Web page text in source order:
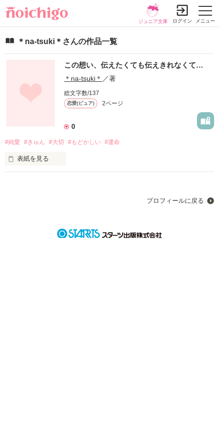
メニュー
ジュニア文庫 ログイン
＊na-tsuki＊さんの作品一覧
この想い、伝えたくても伝えきれなくて…
＊na-tsuki＊ ／著
総文字数/137
恋愛(ピュア) 2ページ
0
#純愛 #きゅん #大切 #もどかしい #運命
表紙を見る
プロフィールに戻る